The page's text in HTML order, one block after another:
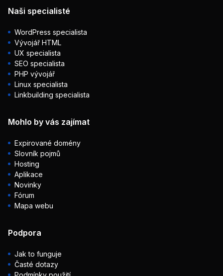
Naši specialisté
WordPress specialista
Vývojář HTML
UX specialista
SEO specialista
PHP vývojář
Linux specialista
Linkbuilding specialista
Mohlo by vás zajímat
Expirované domény
Slovník pojmů
Hosting
Aplikace
Novinky
Fórum
Mapa webu
Podpora
Jak to funguje
Časté dotazy